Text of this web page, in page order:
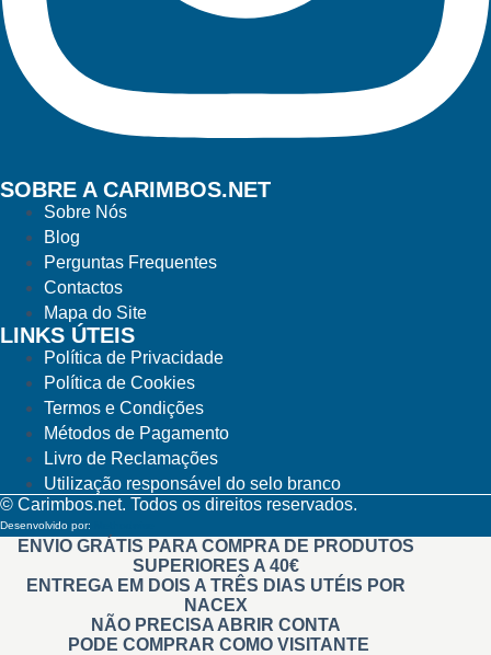
SOBRE A CARIMBOS.NET
Sobre Nós
Blog
Perguntas Frequentes
Contactos
Mapa do Site
LINKS ÚTEIS
Política de Privacidade
Política de Cookies
Termos e Condições
Métodos de Pagamento
Livro de Reclamações
Utilização responsável do selo branco
© Carimbos.net. Todos os direitos reservados.
Desenvolvido por:
ENVIO GRÁTIS PARA COMPRA DE PRODUTOS
SUPERIORES A 40€
ENTREGA EM DOIS A TRÊS DIAS UTÉIS POR
NACEX
NÃO PRECISA ABRIR CONTA
PODE COMPRAR COMO VISITANTE